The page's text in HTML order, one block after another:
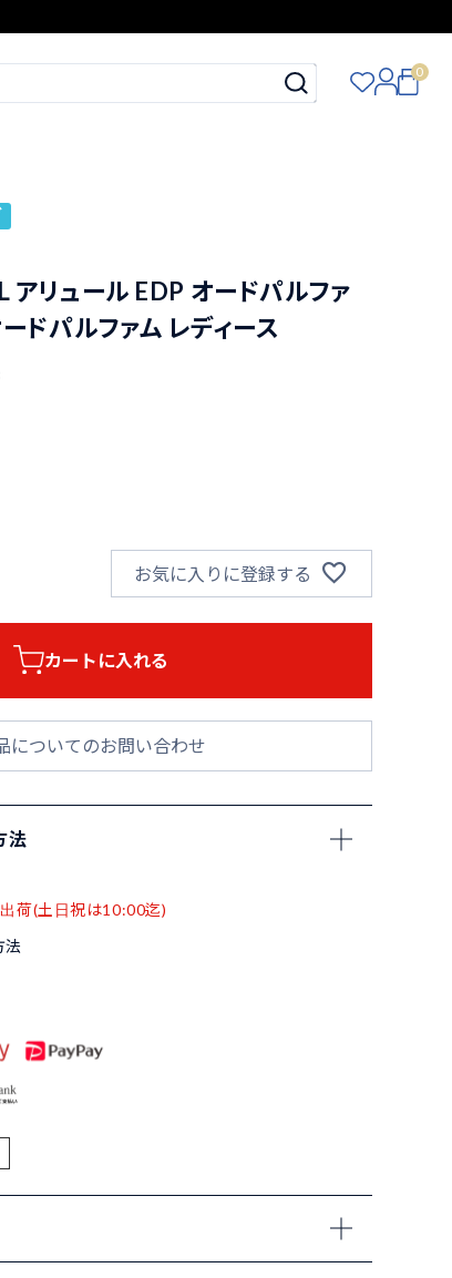
0
アリュール EDP オードパルファ
ドパルファム レディース
お気に入りに登録する
カートに入れる
についてのお問い合わせ
法
荷(土日祝は10:00迄)
法